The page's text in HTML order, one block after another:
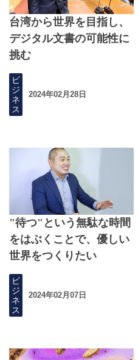
台湾から世界を目指し、
デジタル文書の可能性に
挑む
ビ
ジ
ネ
ス
2024年02月28日
"待つ"という無駄な時間
をはぶくことで、優しい
世界をつくりたい
ビ
ジ
ネ
ス
2024年02月07日